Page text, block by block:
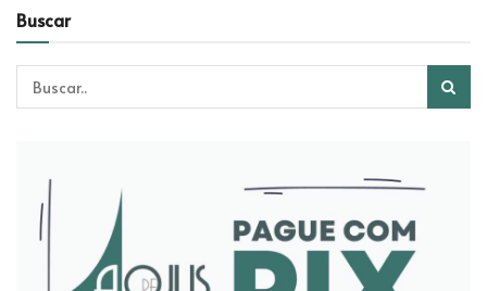
Buscar